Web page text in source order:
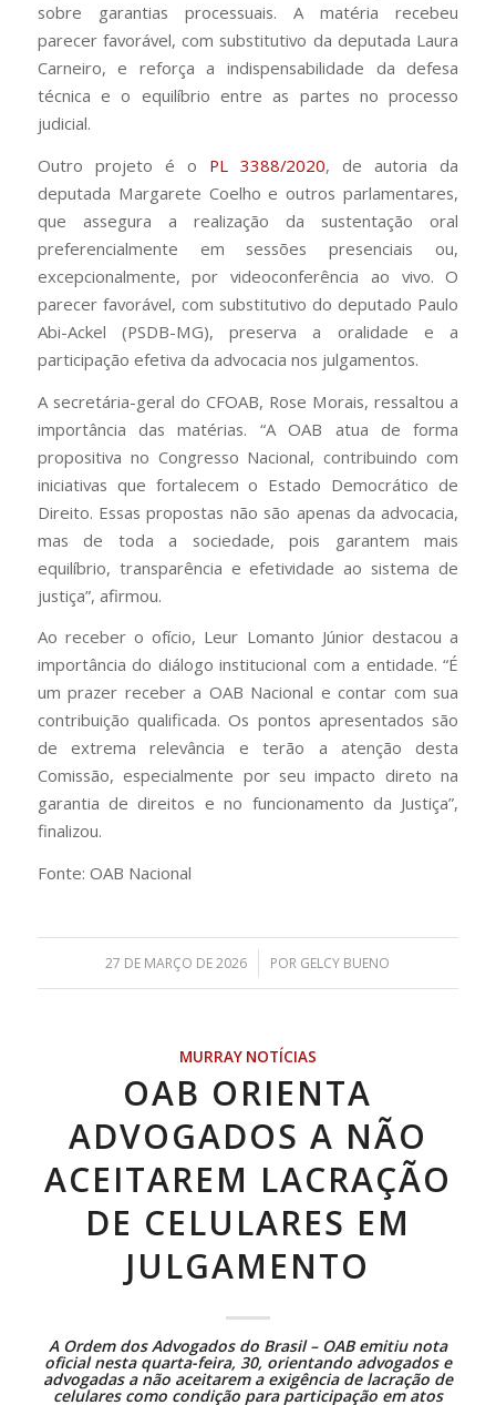
sobre garantias processuais. A matéria recebeu
parecer favorável, com substitutivo da deputada Laura
Carneiro, e reforça a indispensabilidade da defesa
técnica e o equilíbrio entre as partes no processo
judicial.
Outro projeto é o PL 3388/2020, de autoria da
deputada Margarete Coelho e outros parlamentares,
que assegura a realização da sustentação oral
preferencialmente em sessões presenciais ou,
excepcionalmente, por videoconferência ao vivo. O
parecer favorável, com substitutivo do deputado Paulo
Abi-Ackel (PSDB-MG), preserva a oralidade e a
participação efetiva da advocacia nos julgamentos.
A secretária-geral do CFOAB, Rose Morais, ressaltou a
importância das matérias. “A OAB atua de forma
propositiva no Congresso Nacional, contribuindo com
iniciativas que fortalecem o Estado Democrático de
Direito. Essas propostas não são apenas da advocacia,
mas de toda a sociedade, pois garantem mais
equilíbrio, transparência e efetividade ao sistema de
justiça”, afirmou.
Ao receber o ofício, Leur Lomanto Júnior destacou a
importância do diálogo institucional com a entidade. “É
um prazer receber a OAB Nacional e contar com sua
contribuição qualificada. Os pontos apresentados são
de extrema relevância e terão a atenção desta
Comissão, especialmente por seu impacto direto na
garantia de direitos e no funcionamento da Justiça”,
finalizou.
Fonte: OAB Nacional
27 DE MARÇO DE 2026
/ POR GELCY BUENO
MURRAY NOTÍCIAS
OAB ORIENTA
ADVOGADOS A NÃO
ACEITAREM LACRAÇÃO
DE CELULARES EM
JULGAMENTO
A Ordem dos Advogados do Brasil – OAB emitiu nota
oficial nesta quarta-feira, 30, orientando advogados e
advogadas a não aceitarem a exigência de lacração de
celulares como condição para participação em atos